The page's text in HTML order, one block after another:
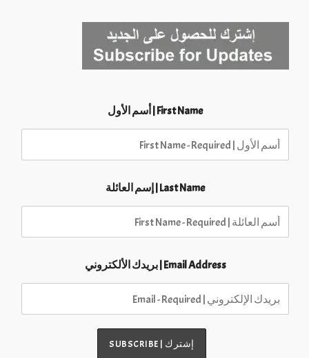
First Name | أسم الأول
Last Name | إسم العائلة
Email Address | بريدك الألكتروني